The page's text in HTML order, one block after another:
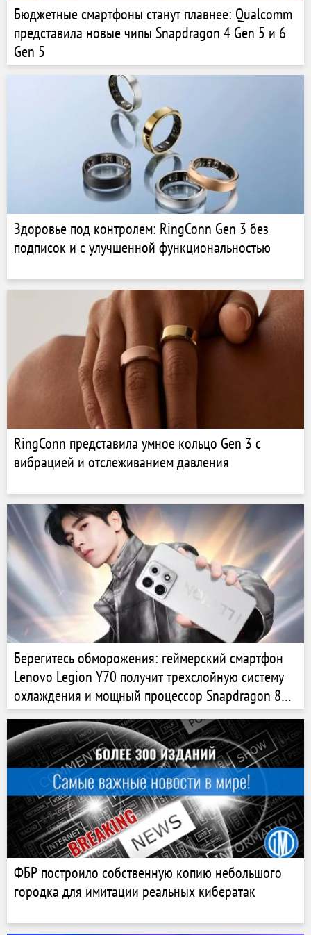
Бюджетные смартфоны станут плавнее: Qualcomm
представила новые чипы Snapdragon 4 Gen 5 и 6
Gen 5
Здоровье под контролем: RingConn Gen 3 без
подписок и с улучшенной функциональностью
RingConn представила умное кольцо Gen 3 с
вибрацией и отслеживанием давления
Берегитесь обморожения: геймерский смартфон
Lenovo Legion Y70 получит трехслойную систему
охлаждения и мощный процессор Snapdragon 8
Gen 5
ФБР построило собственную копию небольшого
городка для имитации реальных кибератак